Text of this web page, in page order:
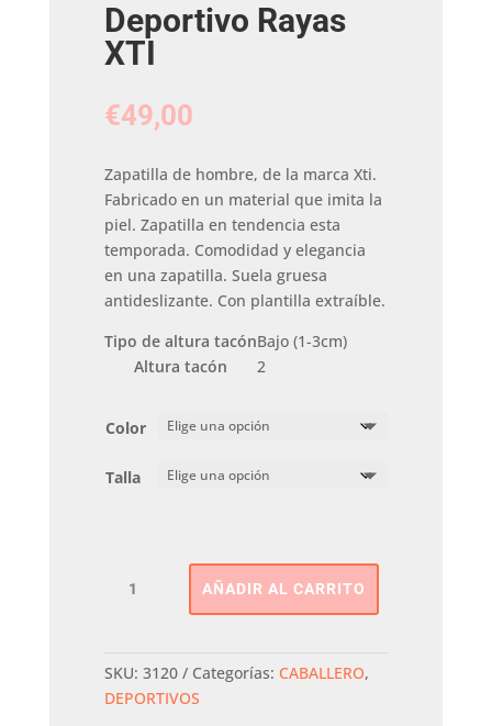
Deportivo Rayas
XTI
€49,00
Zapatilla de hombre, de la marca Xti.
Fabricado en un material que imita la
piel. Zapatilla en tendencia esta
temporada. Comodidad y elegancia
en una zapatilla. Suela gruesa
antideslizante. Con plantilla extraíble.
Tipo de altura tacónBajo (1-3cm)
Altura tacón
2
Color
Talla
Rayas
AÑADIR AL CARRITO
SKU: 3120 Categorías: CABALLERO,
DEPORTIVOS